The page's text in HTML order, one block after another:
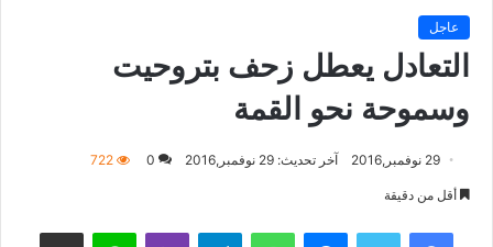
عاجل
التعادل يعطل زحف بتروحيت
وسموحة نحو القمة
29 نوفمبر,2016 آخر تحديث: 29 نوفمبر,2016 0
722
أقل من دقيقة
فيسبوك واتساب لاين